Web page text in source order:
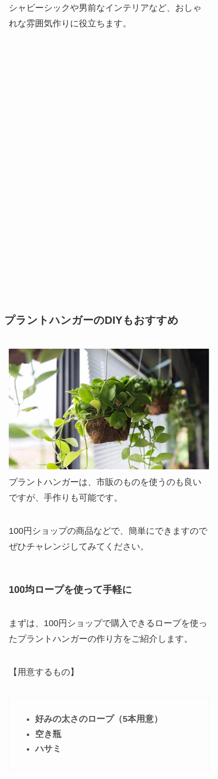
シャビーシックや男前なインテリアなど、おしゃ
れな雰囲気作りに役立ちます。
プラントハンガーのDIYもおすすめ
プラントハンガーは、市販のものを使うのも良い
ですが、手作りも可能です。
100円ショップの商品などで、簡単にできますので
ぜひチャレンジしてみてください。
100均ロープを使って手軽に
まずは、100円ショップで購入できるロープを使っ
たプラントハンガーの作り方をご紹介します。
【用意するもの】
好みの太さのロープ（5本用意）
空き瓶
ハサミ